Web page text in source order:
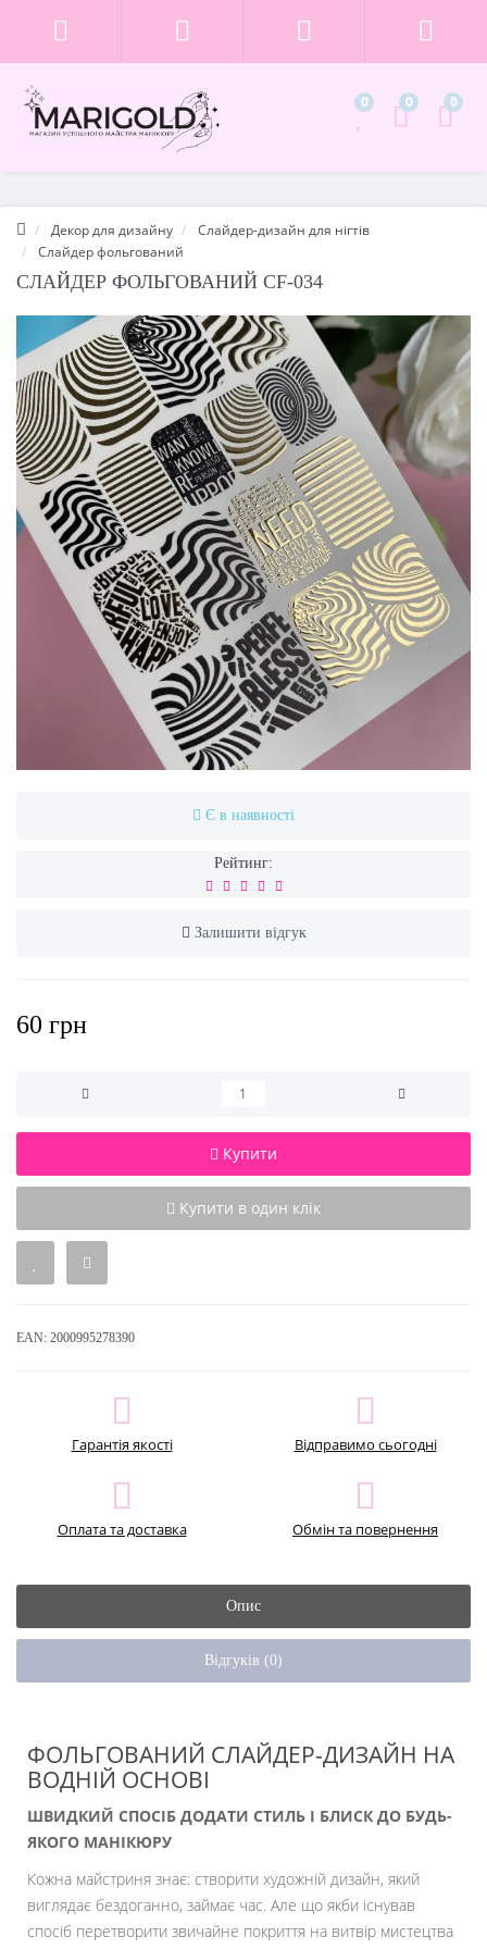
0 0 0
Декор для дизайну
Слайдер-дизайн для нігтів
Cлайдер фольгований
CЛАЙДЕР ФОЛЬГОВАНИЙ CF-034
Є в наявності
Рейтинг:
Залишити відгук
60 грн
Купити
Купити в один клік
EAN: 2000995278390
Гарантія якості Відправимо сьогодні
Оплата та доставка Обмін та повернення
Опис
Відгуків (0)
ФОЛЬГОВАНИЙ СЛАЙДЕР-ДИЗАЙН НА
ВОДНІЙ ОСНОВІ
ШВИДКИЙ СПОСІБ ДОДАТИ СТИЛЬ І БЛИСК ДО БУДЬ-
ЯКОГО МАНІКЮРУ
Кожна майстриня знає: створити художній дизайн, який
виглядає бездоганно, займає час. Але що якби існував
спосіб перетворити звичайне покриття на витвір мистецтва